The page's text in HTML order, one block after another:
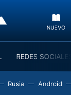
NUEVO
REDES
Rusia Android